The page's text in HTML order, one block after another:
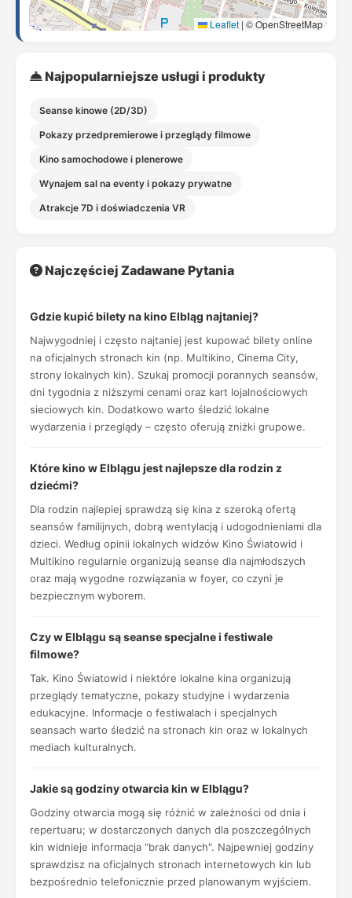
Leaflet | © OpenStreetMap
Najpopularniejsze usługi i produkty
Seanse kinowe (2D/3D)
Pokazy przedpremierowe i przeglądy filmowe
Kino samochodowe i plenerowe
Wynajem sal na eventy i pokazy prywatne
Atrakcje 7D i doświadczenia VR
Najczęściej Zadawane Pytania
Gdzie kupić bilety na kino Elbląg najtaniej?
Najwygodniej i często najtaniej jest kupować bilety online
na oficjalnych stronach kin (np. Multikino, Cinema City,
strony lokalnych kin). Szukaj promocji porannych seansów,
dni tygodnia z niższymi cenami oraz kart lojalnościowych
sieciowych kin. Dodatkowo warto śledzić lokalne
wydarzenia i przeglądy – często oferują zniżki grupowe.
Które kino w Elblągu jest najlepsze dla rodzin z
dziećmi?
Dla rodzin najlepiej sprawdzą się kina z szeroką ofertą
seansów familijnych, dobrą wentylacją i udogodnieniami dla
dzieci. Według opinii lokalnych widzów Kino Światowid i
Multikino regularnie organizują seanse dla najmłodszych
oraz mają wygodne rozwiązania w foyer, co czyni je
bezpiecznym wyborem.
Czy w Elblągu są seanse specjalne i festiwale
filmowe?
Tak. Kino Światowid i niektóre lokalne kina organizują
przeglądy tematyczne, pokazy studyjne i wydarzenia
edukacyjne. Informacje o festiwalach i specjalnych
seansach warto śledzić na stronach kin oraz w lokalnych
mediach kulturalnych.
Jakie są godziny otwarcia kin w Elblągu?
Godziny otwarcia mogą się różnić w zależności od dnia i
repertuaru; w dostarczonych danych dla poszczególnych
kin widnieje informacja "brak danych". Najpewniej godziny
sprawdzisz na oficjalnych stronach internetowych kin lub
bezpośrednio telefonicznie przed planowanym wyjściem.